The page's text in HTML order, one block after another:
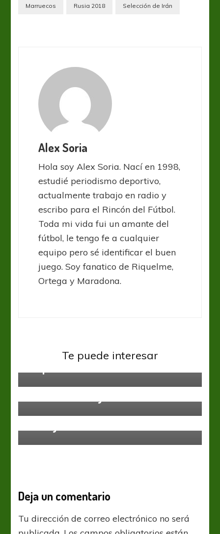
Marruecos Rusia 2018 Selección de Irán
Alex Soria
Hola soy Alex Soria. Nací en 1998,
estudié periodismo deportivo,
actualmente trabajo en radio y
escribo para el Rincón del Fútbol.
Toda mi vida fui un amante del
fútbol, le tengo fe a cualquier
equipo pero sé identificar el buen
juego. Soy fanatico de Riquelme,
Ortega y Maradona.
Te puede interesar
Sin categoría
Deja un comentario
Tu dirección de correo electrónico no será